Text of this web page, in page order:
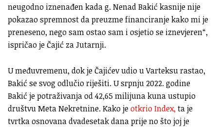
neugodno iznenađen kada g. Nenad Bakić kasnije nije
pokazao spremnost da preuzme financiranje kako mi je
preneseno, nego sam ostao sam i osjetio se iznevjeren“,
ispričao je Čajić za Jutarnji.
U međuvremenu, dok je Čajićev udio u Varteksu rastao,
Bakić se svog odlučio riješiti. U srpnju 2022. godine
Bakić je potraživanja od 42,65 milijuna kuna ustupio
društvu Meta Nekretnine. Kako jeotkrio Index, ta je
tvrtka osnovana dvadesetak dana prije no što joj je